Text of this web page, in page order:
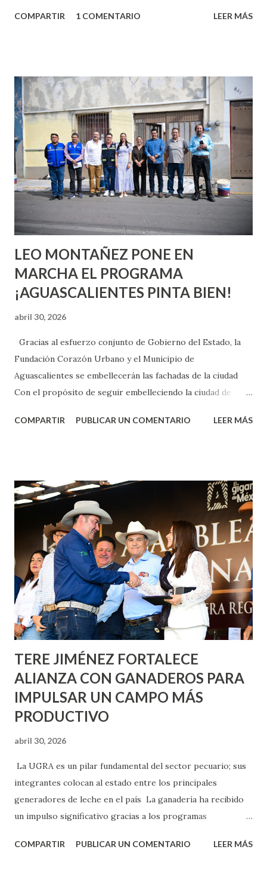
partes de ti que jamás hubieras imaginado. El problema es
conoces ni la mitad de lo que deberías saber. Pero incluso
quienes ya han tenido relaciones sexuales no son expertos
o expertas en el tema. Siempre hay algo nuevo que
aprender y nuevas experiencias que conocer. Si eres una
chica y aún no has tenido relaciones sexuales, tal vez
pienses que el sexo será increíble y no puedas esperar para
experimentarlo, pero como cualquier persona con
experiencia te dirá, siempre es mejor cuando ambas partes
son suficientemen...
COMPARTIR 1 COMENTARIO LEER MÁS
LEO MONTAÑEZ PONE EN
MARCHA EL PROGRAMA
¡AGUASCALIENTES PINTA BIEN!
abril 30, 2026
Gracias al esfuerzo conjunto de Gobierno del Estado, la
Fundación Corazón Urbano y el Municipio de
Aguascalientes se embellecerán las fachadas de la ciudad
Con el propósito de seguir embelleciendo la ciudad de
municipal, Leo Montañez dio inicio al programa
Corazón Urbano y el Municipio capital. Leo Montañez
informó que en este programa se usarán cerca de 90 mil
metros cuadrados de pintura, para dar inicio en la calle
Nieto, entre Jesús F. Elizondo y la calle 22 de Octubre, con
lo que se aplicará pintura en 66 casas. Posteriormente se
llevará este programa a Villas de Nuestra Señora de la
Asunción, Avenida Alameda y Decreto 27 de Septiembre, en
los edificios FOVISSSTE Ojo de Agua, en la comunidad
Norias de Paso Hondo y en los edificios de...
COMPARTIR PUBLICAR UN COMENTARIO LEER MÁS
TERE JIMÉNEZ FORTALECE
ALIANZA CON GANADEROS PARA
IMPULSAR UN CAMPO MÁS
PRODUCTIVO
abril 30, 2026
La UGRA es un pilar fundamental del sector pecuario; sus
integrantes colocan al estado entre los principales
generadores de leche en el país La ganadería ha recibido
un impulso significativo gracias a los programas
muestra de su respaldo firme y decidido al campo, la
COMPARTIR PUBLICAR UN COMENTARIO LEER MÁS